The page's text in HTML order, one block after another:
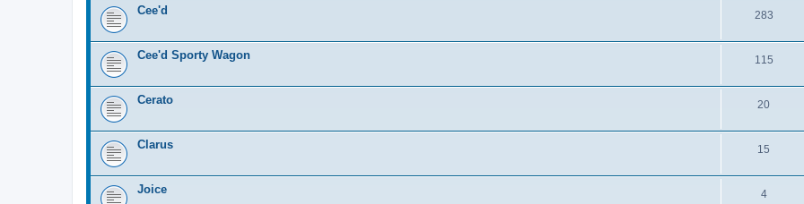
Cee'd 283
Cee'd Sporty Wagon 115
Cerato 20
Clarus 15
Joice 4